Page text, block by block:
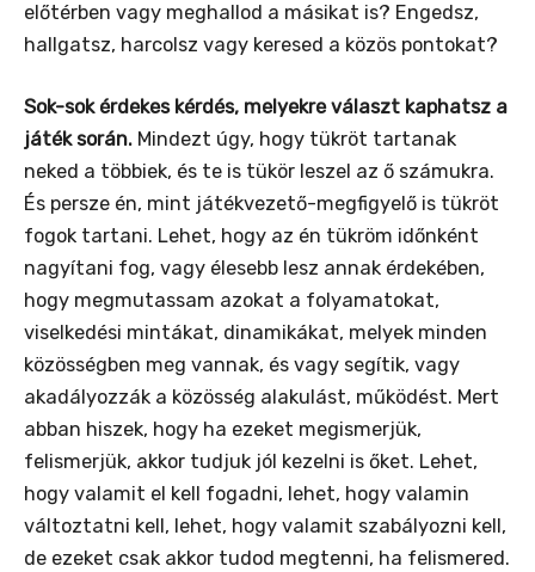
előtérben vagy meghallod a másikat is? Engedsz,
hallgatsz, harcolsz vagy keresed a közös pontokat?
Sok-sok érdekes kérdés, melyekre választ kaphatsz a
játék során. Mindezt úgy, hogy tükröt tartanak
neked a többiek, és te is tükör leszel az ő számukra.
És persze én, mint játékvezető-megfigyelő is tükröt
fogok tartani. Lehet, hogy az én tükröm időnként
nagyítani fog, vagy élesebb lesz annak érdekében,
hogy megmutassam azokat a folyamatokat,
viselkedési mintákat, dinamikákat, melyek minden
közösségben meg vannak, és vagy segítik, vagy
akadályozzák a közösség alakulást, működést. Mert
abban hiszek, hogy ha ezeket megismerjük,
felismerjük, akkor tudjuk jól kezelni is őket. Lehet,
hogy valamit el kell fogadni, lehet, hogy valamin
változtatni kell, lehet, hogy valamit szabályozni kell,
de ezeket csak akkor tudod megtenni, ha felismered.